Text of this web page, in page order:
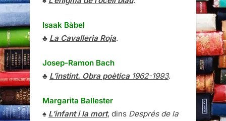
Isaak Bàbel
♣ La Cavalleria Roja.
Josep-Ramon Bach
♣ L’instint. Obra poètica1962-1993.
Margarita Ballester
♠ L’infant i la mort, dins Després de la